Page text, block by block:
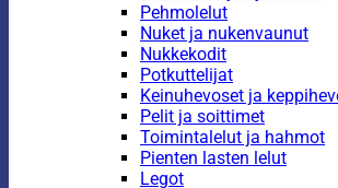
Pehmolelut
Nuket ja nukenvaunut
Nukkekodit
Potkuttelijat
Keinuhevoset ja
Pelit ja soittimet
Toimintalelut ja hahmot
Pienten lasten lelut
Legot